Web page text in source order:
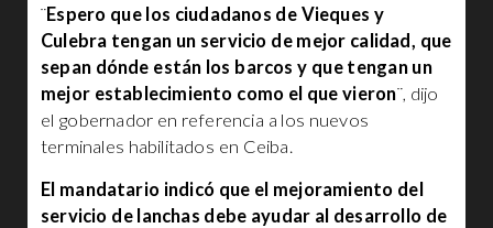
¨Espero que los ciudadanos de Vieques y
Culebra tengan un servicio de mejor calidad, que
sepan dónde están los barcos y que tengan un
mejor establecimiento como el que vieron¨, dijo
el gobernador en referencia a los nuevos
terminales habilitados en Ceiba.
El mandatario indicó que el mejoramiento del
servicio de lanchas debe ayudar al desarrollo de